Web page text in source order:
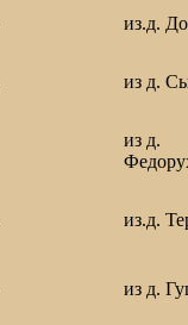
из.д.
из д.
из д.
из.д.
из д.